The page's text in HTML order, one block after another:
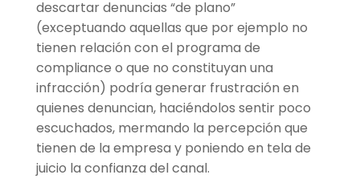
descartar denuncias “de plano”
(exceptuando aquellas que por ejemplo no
tienen relación con el programa de
compliance o que no constituyan una
infracción) podría generar frustración en
quienes denuncian, haciéndolos sentir poco
escuchados, mermando la percepción que
tienen de la empresa y poniendo en tela de
juicio la confianza del canal.